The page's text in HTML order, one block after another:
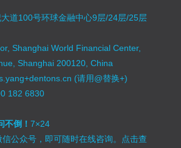
道100号环球金融中心9层/24层/25层
Shanghai World Financial Center,
Shanghai 200120, China
(请用@替换+)
182 6830
不倒！7×24
公众号，即可随时在线咨询。 点击查